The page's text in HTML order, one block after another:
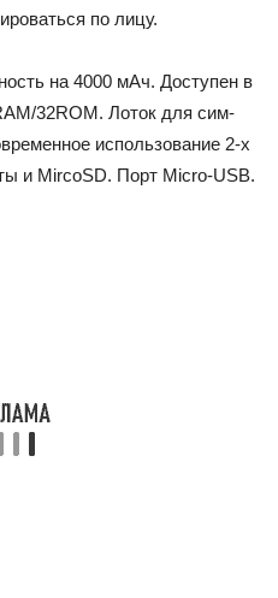
по лицу.
на 4000 мАч. Доступен в
32ROM. Лоток для сим-
использование 2-х
и MircoSD. Порт Micro-USB.